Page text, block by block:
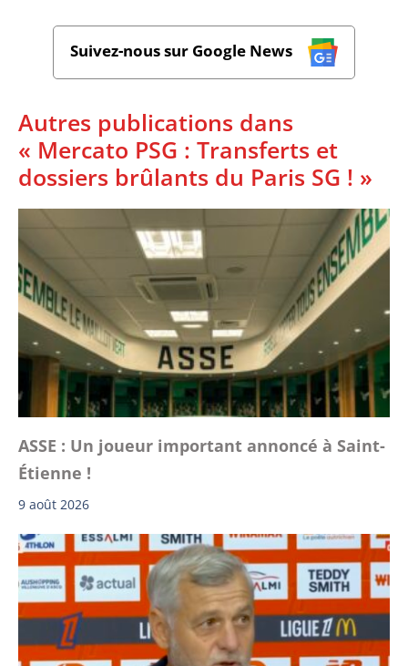
Suivez-nous sur Google News
Autres publications dans
« Mercato PSG : Transferts et
dossiers brûlants du Paris SG ! »
ASSE : Un joueur important annoncé à Saint-
Étienne !
9 août 2026